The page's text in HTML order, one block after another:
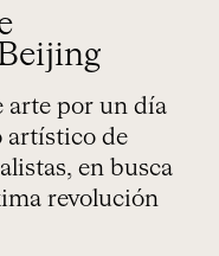
arte por un día
artístico de
en busca
revolución